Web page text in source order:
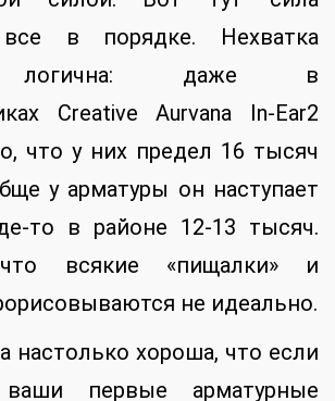
все в порядке. Нехватка
логична: даже в
Creative Aurvana In-Ear2
что у них предел 16 тысяч
у арматуры он наступает
то в районе 12-13 тысяч.
всякие «пищалки» и
не идеально.
настолько хороша, что если
первые арматурные